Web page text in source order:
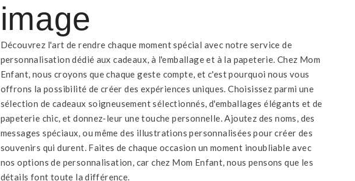
image
Découvrez l'art de rendre chaque moment spécial avec notre service de
personnalisation dédié aux cadeaux, à l'emballage et à la papeterie. Chez Mom
Enfant, nous croyons que chaque geste compte, et c'est pourquoi nous vous
offrons la possibilité de créer des expériences uniques. Choisissez parmi une
sélection de cadeaux soigneusement sélectionnés, d'emballages élégants et de
papeterie chic, et donnez-leur une touche personnelle. Ajoutez des noms, des
messages spéciaux, ou même des illustrations personnalisées pour créer des
souvenirs qui durent. Faites de chaque occasion un moment inoubliable avec
nos options de personnalisation, car chez Mom Enfant, nous pensons que les
détails font toute la différence.